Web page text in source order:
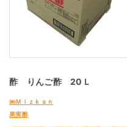
酢 りんご酢 20Ｌ
㈱Ｍｉｚｋａｎ
果実酢